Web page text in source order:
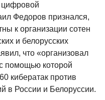
цифровой
Федоров признался,
к организации сотен
и белорусских
что «организовал
помощью которой
кибератак против
в России и Белоруссии.